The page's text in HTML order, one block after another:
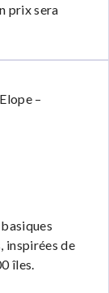
prix sera
–
inspirées de
îles.